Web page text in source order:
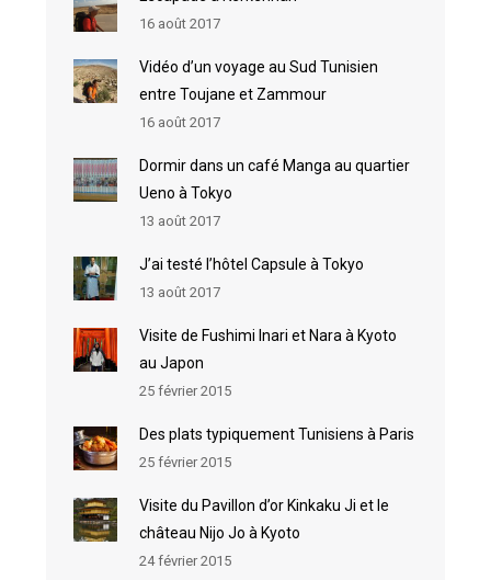
16 août 2017
Vidéo d’un voyage au Sud Tunisien
entre Toujane et Zammour
16 août 2017
Dormir dans un café Manga au quartier
Ueno à Tokyo
13 août 2017
J’ai testé l’hôtel Capsule à Tokyo
13 août 2017
Visite de Fushimi Inari et Nara à Kyoto
au Japon
25 février 2015
Des plats typiquement Tunisiens à Paris
25 février 2015
Visite du Pavillon d’or Kinkaku Ji et le
château Nijo Jo à Kyoto
24 février 2015